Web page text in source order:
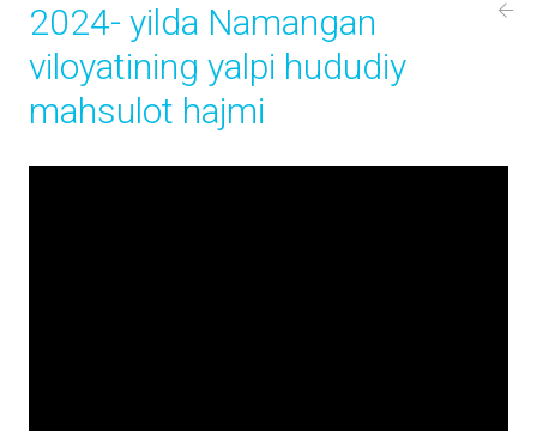
2024- yilda Namangan
viloyatining yalpi hududiy
mahsulot hajmi